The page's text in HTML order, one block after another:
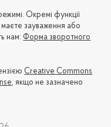
Окремі функції
зауваження або
нам: Форма зворотного
Creative Commons
, якщо не зазначено